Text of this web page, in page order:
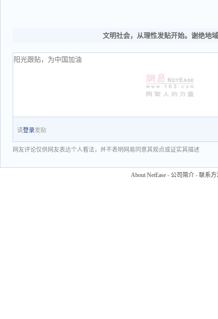
文明社会，从理性发贴开始。谢绝地
请登录发贴
网友评论仅供网友表达个人看法，并不表明网易同意其观点或证实其描述
About NetEase - 公司简介 - 联系方